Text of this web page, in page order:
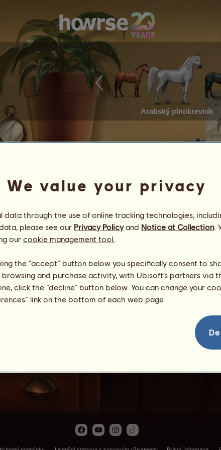
Arabský plnokrevník
Graphium
We value your privacy
data through the use of online tracking technologies,
please see our Privacy Policyand Notice at Collection.
our cookie management tool.
the “accept” button below you specifically consent to
and purchase activity, with Ubisoft’s partners via
click the “decline” button below. You can change your
link on the bottom of each web page.